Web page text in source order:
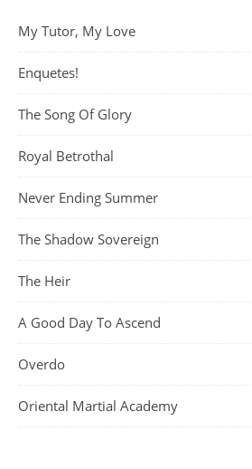
My Tutor, My Love
Enquetes!
The Song Of Glory
Royal Betrothal
Never Ending Summer
The Shadow Sovereign
The Heir
A Good Day To Ascend
Overdo
Oriental Martial Academy